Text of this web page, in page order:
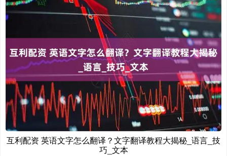
互利配资 英语文字怎么翻译？文字翻译教程大揭秘_语言_技
巧_文本